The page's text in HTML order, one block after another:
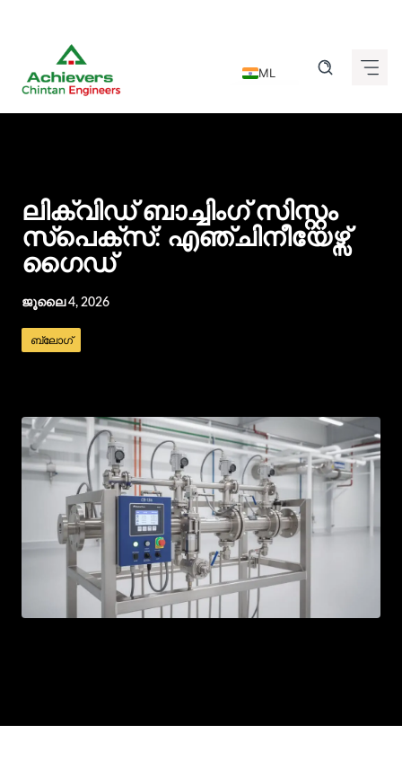
content
ML
ES
TE
AR
BN
PT
RU
ലിക്വിഡ് ബാച്ചിംഗ് സിസ്റ്റം
സ്പെക്സ്: എഞ്ചിനീയേഴ്സ്
ഗൈഡ്
ജൂലൈ 4, 2026
ബ്ലോഗ്